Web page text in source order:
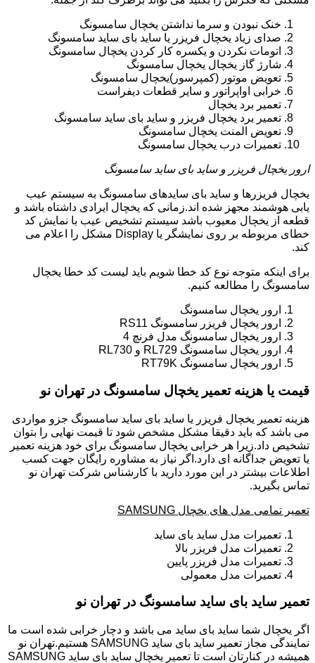
خنک نبودن و سرما نداشتن یخچال سامسونگ
صدای زیاد یخچال فریزر یا ساید بای ساید سامسونگ
اتومات نکردن و یکسره کار کردن یخچال سامسونگ
شارژ گاز یخچال یخچال سامسونگ
تعویض موتور (کمپرسور)یخچال سامسونگ
خرابی اواپراتور و سایر قطعات دیفراست
تعمیر برد یخچال
تعمیر برد یخچال فریزر و ساید بای ساید سامسونگ
تعویض المنت یخچال سامسونگ
تعمیرات درب یخچال سامسونگ
ارور یخچال فریزر و ساید بای ساید سامسونگ
یخچال فریزرها و ساید بای سایدهای سامسونگ به سیستم عیب
یابی هوشمند مجهز شده اند.زمانی که یخچال ایرادی داشتاه باشد و
قطعه از یخچال معیوب باشد سیستم تشخیص عیب با نمایش کد
خطای مربوطه بر روی نمایشگر یا Display مشکل را اعلام می
کند.
برای اینکه متوجه نوع کد خطا شویم باید لیست کد خطا یخچال
سامسونگ را مطالعه کنیم.
ارور یخچال سامسونگ
ارور یخچال فریزر سامسونگ RS11
ارور یخچال سامسونگ مدل فرنچ 4
ارور یخچال سامسونگ RL729 و RL730
ارور یخچال سامسونگ RT79K
قیمت یا هزینه تعمیر یخچال سامسونگ در تهران نو
هزینه تعمیر یخچال فریزر یا ساید بای ساید سامسونگ جزو مواردی
می باشد که باید دقیقا مشکل مشخص شود تا قیمت نهایی را بتوان
تشخیص داد.زیرا هر خرابی یخچال سامسونگ برای خود هزینه تعمیر
یا تعویض جداگانه ای دارد.اگر نیاز به مشاوره رایگان جهت کسب
اطلاعات بیشتر در این مورد دارید با کارشناس شرکت تهران نو
تماس بگیرید.
تعمیر تمامی مدل های یخچال SAMSUNG
تعمیرات مدل ساید بای ساید
تعمیرات مدل فریزر بالا
تعمیرات مدل فریزر پایین
تعمیرات مدل معمولی
تعمیر ساید بای ساید سامسونگ در تهران نو
اگر یخچال شما ساید بای ساید می باشد و دچار خرابی شده است ما
نمایندگی مجاز تعمیر ساید بای ساید SAMSUNG هستیم.تهران نو
همیشه در کنارتان است تا تعمیر یخچال ساید بای ساید SAMSUNG